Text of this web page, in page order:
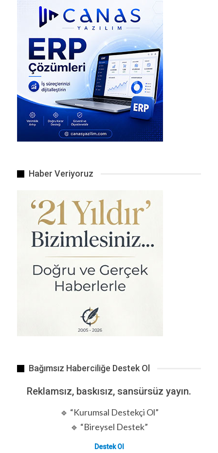
trafik…
Kaybolan kargo ve şoför.
Kaza anı an be an bir işyerinin güvenlik
kamerasına yansıdı. Milli bisikletçinin yakınları ise
halk otobüs şoförünün cezalandırılmasını istedi.
Öte yandan halk otobüsünün uzun süre ters
Detaylar, Haber Linki
Haber Veriyoruz
Bağımsız Haberciliğe Destek Ol
Reklamsız, baskısız, sansürsüz yayın.
🔹 “Kurumsal Destekçi Ol”
🔹 “Bireysel Destek”
Destek Ol